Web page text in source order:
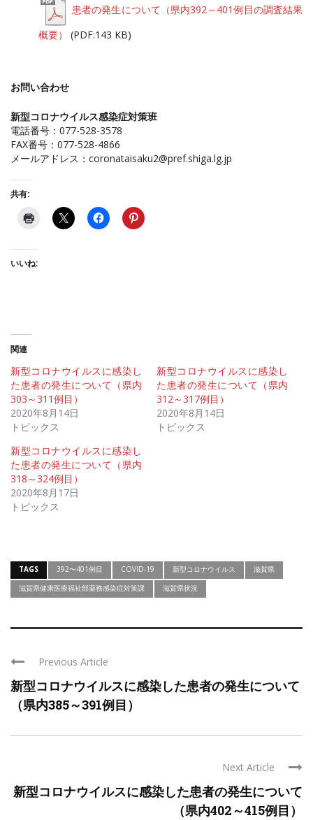
患者の発生について（県内392～401例目の調査結果
概要）
(PDF:143 KB)
お問い合わせ
新型コロナウイルス感染症対策班
電話番号：077-528-3578
FAX番号：077-528-4866
メールアドレス： coronataisaku2@pref.shiga.lg.jp
共有:
いいね:
関連
新型コロナウイルスに感染し
た患者の発生について（県内
303～311例目）
2020年8月14日
トピックス
新型コロナウイルスに感染し
た患者の発生について（県内
312～317例目）
2020年8月14日
トピックス
新型コロナウイルスに感染し
た患者の発生について（県内
318～324例目）
2020年8月17日
トピックス
TAGS 392〜401例目 COVID-19 新型コロナウイルス
滋賀県
滋賀県健康医療福祉部薬務感染症対策課
滋賀県状況
Previous Article
新型コロナウイルスに感染した患者の発生について
（県内385～391例目）
Next Article
新型コロナウイルスに感染した患者の発生について
（県内402～415例目）